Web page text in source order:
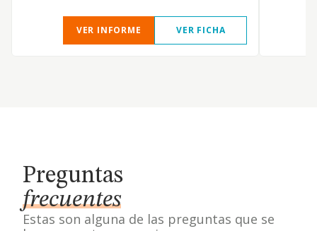
VER INFORME VER FICHA
Preguntas
frecuentes
Estas son alguna de las preguntas que se